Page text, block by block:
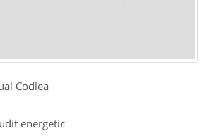
Codlea
energetic